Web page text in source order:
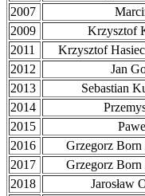
2007
2009
Krzysztof
2011
Krzysztof
2012
Jan
2013
Sebastian
2014
2015
2016
Grzegorz Born
2017
Grzegorz Born
2018
Jarosław